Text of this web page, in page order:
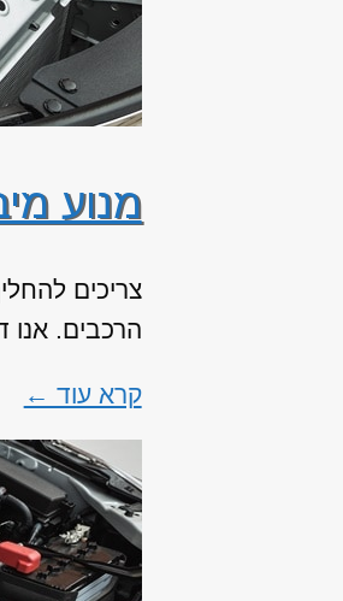
מנוע
צריכים
הרכבים. אנו
קרא עוד ←